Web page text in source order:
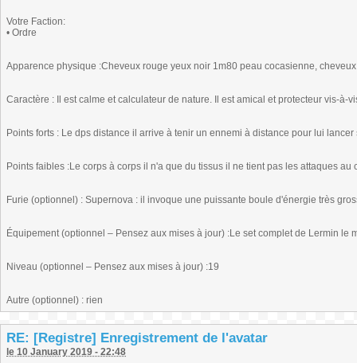
Votre Faction:
• Ordre
Apparence physique :Cheveux rouge yeux noir 1m80 peau cocasienne,
Caractère : Il est calme et calculateur de nature. Il est amical et protecteur vis-à-
Points forts : Le dps distance il arrive à tenir un ennemi à distance pour lui
Points faibles :Le corps à corps il n'a que du tissus il ne tient pas les attaques au
Furie (optionnel) : Supernova : il invoque une puissante boule d'énergie très
Équipement (optionnel – Pensez aux mises à jour) :Le set complet de Lermin le
Niveau (optionnel – Pensez aux mises à jour) :19
Autre (optionnel) : rien
RE: [Registre] Enregistrement de l'avatar
le 10 January 2019 - 22:48